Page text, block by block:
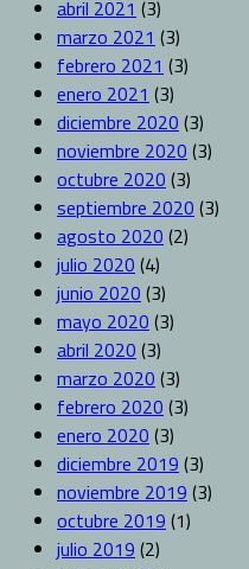
abril 2021 (3)
marzo 2021 (3)
febrero 2021 (3)
enero 2021 (3)
diciembre 2020 (3)
noviembre 2020 (3)
octubre 2020 (3)
septiembre 2020 (3)
agosto 2020 (2)
julio 2020 (4)
junio 2020 (3)
mayo 2020 (3)
abril 2020 (3)
marzo 2020 (3)
febrero 2020 (3)
enero 2020 (3)
diciembre 2019 (3)
noviembre 2019 (3)
octubre 2019 (1)
julio 2019 (2)